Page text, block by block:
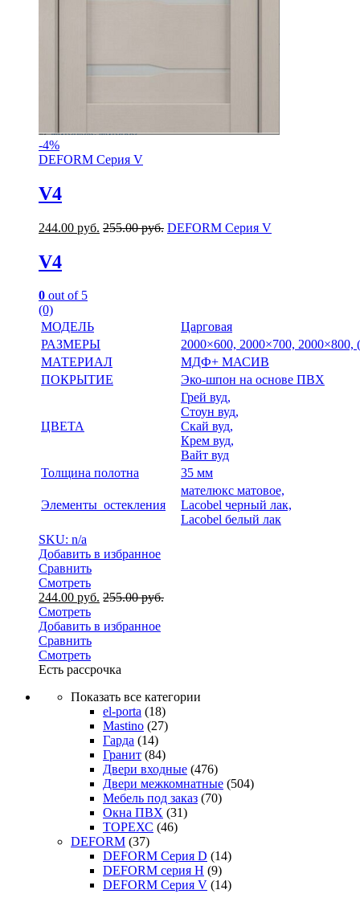
-4%
DEFORM Серия V
V4
244.00 руб. 255.00руб. DEFORM Серия V
V4
0 out of 5
(0)
МОДЕЛЬ
Царговая
РАЗМЕРЫ
2000×600, 2000×700, 2000×800,
МАТЕРИАЛ
МДФ+ МАСИВ
ПОКРЫТИЕ
Эко-шпон на основе ПВХ
ЦВЕТА
Грей вуд,
Стоун вуд,
Скай вуд,
Крем вуд,
Вайт вуд
Толщина полотна
35 мм
Элементы остекления
мателюкс матовое,
Lacobel черный лак,
Lacobel белый лак
SKU: n/a
Добавить в избранное
Сравнить
Смотреть
244.00 руб. 255.00руб.
Смотреть
Добавить в избранное
Сравнить
Смотреть
Есть рассрочка
Показать все категории
el-porta (18)
Mastino (27)
Гарда (14)
Гранит (84)
Двери входные (476)
Двери межкомнатные (504)
Мебель под заказ (70)
Окна ПВХ (31)
ТОРЕХС (46)
DEFORM (37)
DEFORM Серия D (14)
DEFORM серия H (9)
DEFORM Серия V (14)